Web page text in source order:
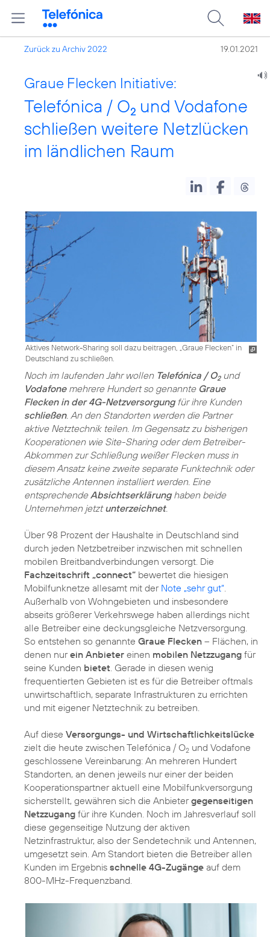
Zurück zu Archiv 2022 19.01.2021
Graue Flecken Initiative:
Telefónica / O2 und Vodafone
schließen weitere Netzlücken
im ländlichen Raum
Aktives Network-Sharing soll dazu beitragen, „Graue Flecken“ in
Deutschland zu schließen.
Noch im laufenden Jahr wollen Telefónica / O2und
Vodafonemehrere Hundert so genannte Graue
Flecken in der 4G-Netzversorgungfür ihre Kunden
schließen. An den Standorten werden die Partner
aktive Netztechnik teilen. Im Gegensatz zu bisherigen
Kooperationen wie Site-Sharing oder dem Betreiber-
Abkommen zur Schließung weißer Flecken muss in
diesem Ansatz keine zweite separate Funktechnik oder
zusätzliche Antennen installiert werden. Eine
entsprechendeAbsichtserklärunghaben beide
Unternehmen jetztunterzeichnet.
Über 98 Prozent der Haushalte in Deutschland sind
durch jeden Netzbetreiber inzwischen mit schnellen
mobilen Breitbandverbindungen versorgt. Die
Fachzeitschrift „connect“ bewertet die hiesigen
Mobilfunknetze allesamt mit der Note „sehr gut“.
Außerhalb von Wohngebieten und insbesondere
abseits größerer Verkehrswege haben allerdings nicht
alle Betreiber eine deckungsgleiche Netzversorgung.
So entstehen so genannte Graue Flecken – Flächen, in
denen nurein Anbieter einen mobilen Netzzugang für
seine Kunden bietet. Gerade in diesen wenig
frequentierten Gebieten ist es für die Betreiber oftmals
unwirtschaftlich, separate Infrastrukturen zu errichten
und mit eigener Netztechnik zu betreiben.
Auf diese Versorgungs- und Wirtschaftlichkeitslücke
zielt die heute zwischen Telefónica / O2 und Vodafone
geschlossene Vereinbarung: An mehreren Hundert
Standorten, an denen jeweils nur einer der beiden
Kooperationspartner aktuell eine Mobilfunkversorgung
sicherstellt, gewähren sich die Anbietergegenseitigen
Netzzugang für ihre Kunden. Noch im Jahresverlauf soll
diese gegenseitige Nutzung der aktiven
Netzinfrastruktur, also der Sendetechnik und Antennen,
umgesetzt sein. Am Standort bieten die Betreiber allen
Kunden im Ergebnis schnelle 4G-Zugänge auf dem
800-MHz-Frequenzband.